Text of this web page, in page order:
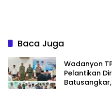
Baca Juga
Wadanyon
Pelantikan
Batusangkar,